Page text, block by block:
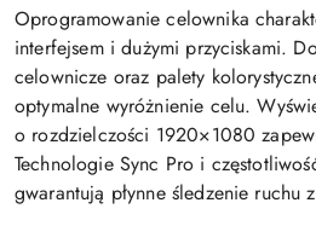
Oprogramowanie celownika
interfejsem i dużymi przyciskami.
celownicze oraz palety
optymalne wyróżnienie celu.
o rozdzielczości 1920×1080
Technologie Sync Pro i
gwarantują płynne śledzenie ruchu